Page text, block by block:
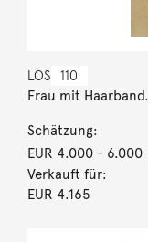
LOS 110
Frau mit Haarband.
Schätzung:
EUR 4.000- 6.000
Verkauft für:
EUR 4.165